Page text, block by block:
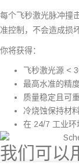
每个飞秒激光脉冲撞
准控制，不会造成损
你将获得：
飞秒激光源 <
最高水准的精
质量稳定且可
冷烧蚀保持材
在 24/7 工业环
我们可以